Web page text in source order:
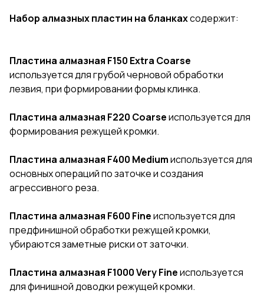
Набор алмазных пластин на бланкахсодержит:
Пластина алмазная F150 Extra Coarse
используется для грубой черновой обработки
лезвия, при формировании формы клинка.
Пластина алмазная F220 Coarseиспользуется для
формирования режущей кромки.
Пластина алмазная F400 Mediumиспользуется для
основных операций по заточке и создания
агрессивного реза.
Пластина алмазная F600 Fineиспользуется для
предфинишной обработки режущей кромки,
убираются заметные риски от заточки.
Пластина алмазная F1000 Very Fineиспользуется
для финишной доводки режущей кромки.